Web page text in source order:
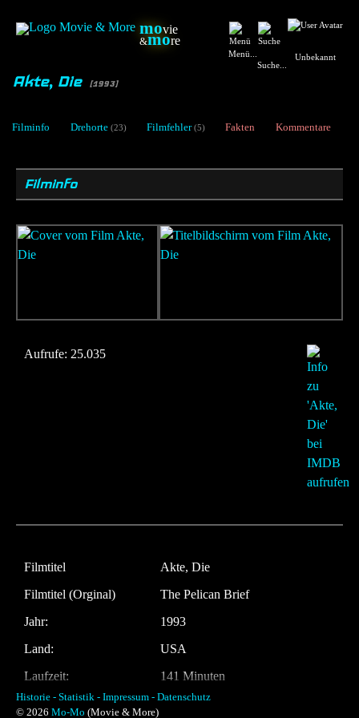
movie
&more
Menü...
Suche...
Unbekannt
Akte, Die [1993]
Filminfo Drehorte (23) Filmfehler (5) Fakten Kommentare
Filminfo
Aufrufe: 25.035
Filmtitel
Akte, Die
Filmtitel (Orginal)
The Pelican Brief
Jahr:
1993
Land:
USA
Laufzeit:
141 Minuten
Regie
Alan J. Pakula
Historie - Statistik - Impressum - Datenschutz
© 2026 Mo-Mo (Movie & More)